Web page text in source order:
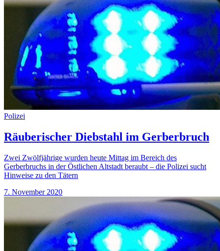
Polizei
Räuberischer Diebstahl im Gerberbruch
Zwei Zwölfjährige wurden heute Mittag im Bereich des
Gerberbruchs in der Östlichen Altstadt beraubt – die Polizei sucht
Hinweise zu den Tätern
7. November 2020